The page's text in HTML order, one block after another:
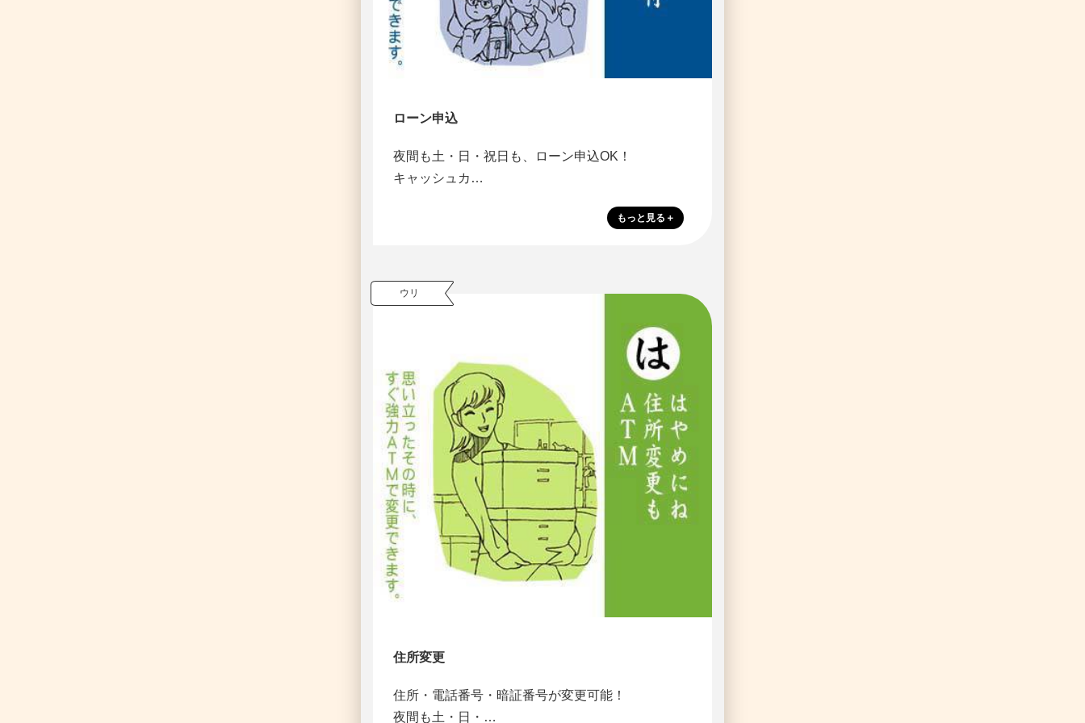
ローン申込
夜間も土・日・祝日も、ローン申込OK！
キャッシュカ…
ウリ
住所変更
住所・電話番号・暗証番号が変更可能！
夜間も土・日・…